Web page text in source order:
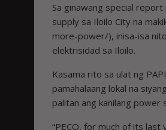
Sa ginawang special
supply sa ­Iloilo City na
more-­power/), inisa-isa
elektrisidad sa Iloilo.
Kasama rito sa ulat ng
pamahalaang lokal na
palitan ang kanilang power
“PECO, for much of its